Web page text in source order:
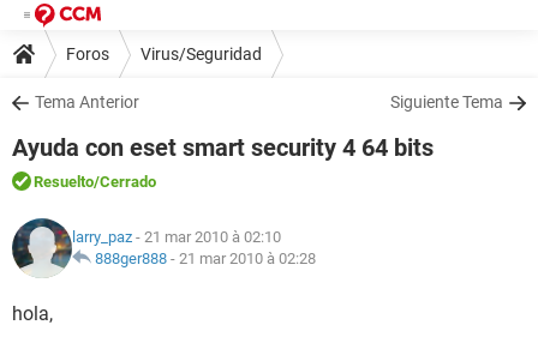
Foros Virus/Seguridad
Tema Anterior Siguiente Tema
Ayuda con eset smart security 4 64 bits
Resuelto/Cerrado
larry_paz - 21 mar 2010 à 02:10
888ger888 - 21 mar 2010 à 02:28
hola,